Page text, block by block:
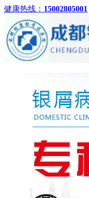
健康热线： 15002805001